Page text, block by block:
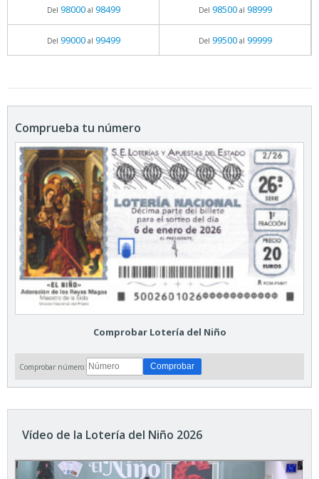
Del 98000al 98499 Del 98500al 98999
Del 99000al 99499 Del 99500al 99999
Comprueba tu número
Comprobar Lotería del Niño
Comprobar número:
Vídeo de la Lotería del Niño 2026